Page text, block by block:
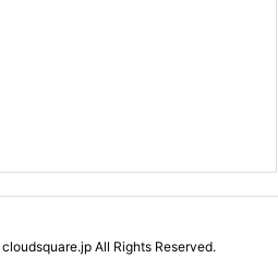
cloudsquare.jp All Rights Reserved.